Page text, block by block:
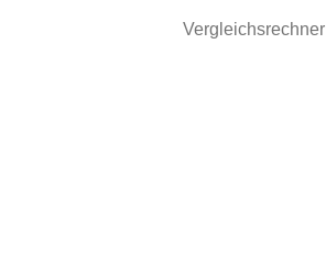
Vergleichsrechner